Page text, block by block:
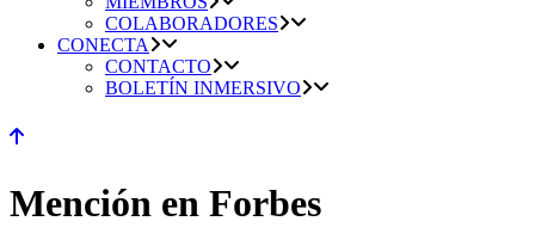
COLABORADORES
CONECTA
CONTACTO
BOLETÍN INMERSIVO
Mención en Forbes